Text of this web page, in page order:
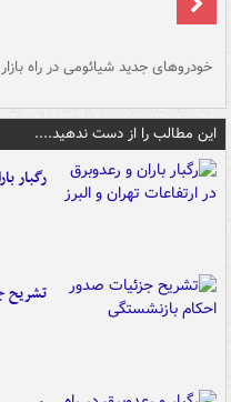
خودروهای جدید شیائومی در راه بازار
این مطالب را از دست ندهید....
رگبار
تشریح